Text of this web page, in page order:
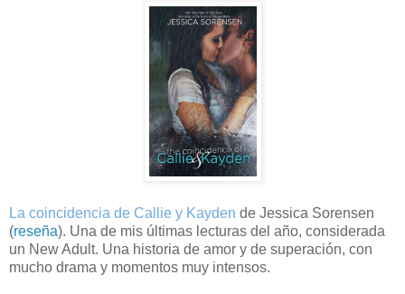
La coincidencia de Callie y Kayden de Jessica Sorensen
(reseña). Una de mis últimas lecturas del año, considerada
un New Adult. Una historia de amor y de superación, con
mucho drama y momentos muy intensos.